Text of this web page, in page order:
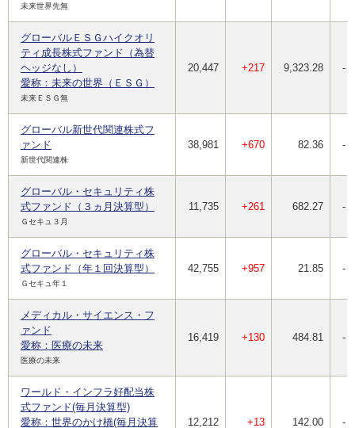
未来世界先無
グローバルＥＳＧハイクオリ
ティ成長株式ファンド（為替
ヘッジなし）
愛称：未来の世界（ＥＳＧ）
未来ＥＳＧ無
20,447 +217 9,323.28 -
グローバル新世代関連株式フ
ァンド
新世代関連株
38,981 +670 82.36 -
グローバル・セキュリティ株
式ファンド（３ヵ月決算型）
Ｇセキュ３月
11,735 +261 682.27 -
グローバル・セキュリティ株
式ファンド（年１回決算型）
Ｇセキュ年１
42,755 +957 21.85 -
メディカル・サイエンス・フ
ァンド
愛称：医療の未来
医療の未来
16,419 +130 484.81 -
ワールド・インフラ好配当株
式ファンド(毎月決算型)
愛称：世界のかけ橋(毎月決算
12,212 +13 142.00 -